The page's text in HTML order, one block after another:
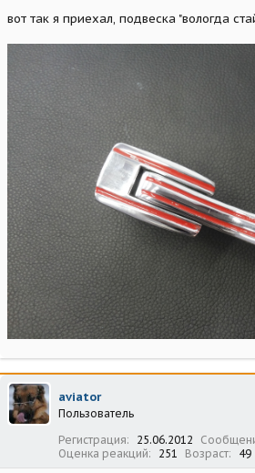
вот так я приехал, подвеска "вологда
aviator
Пользователь
Регистрация
25.06.2012
Оценка реакций
251 Возраст 49